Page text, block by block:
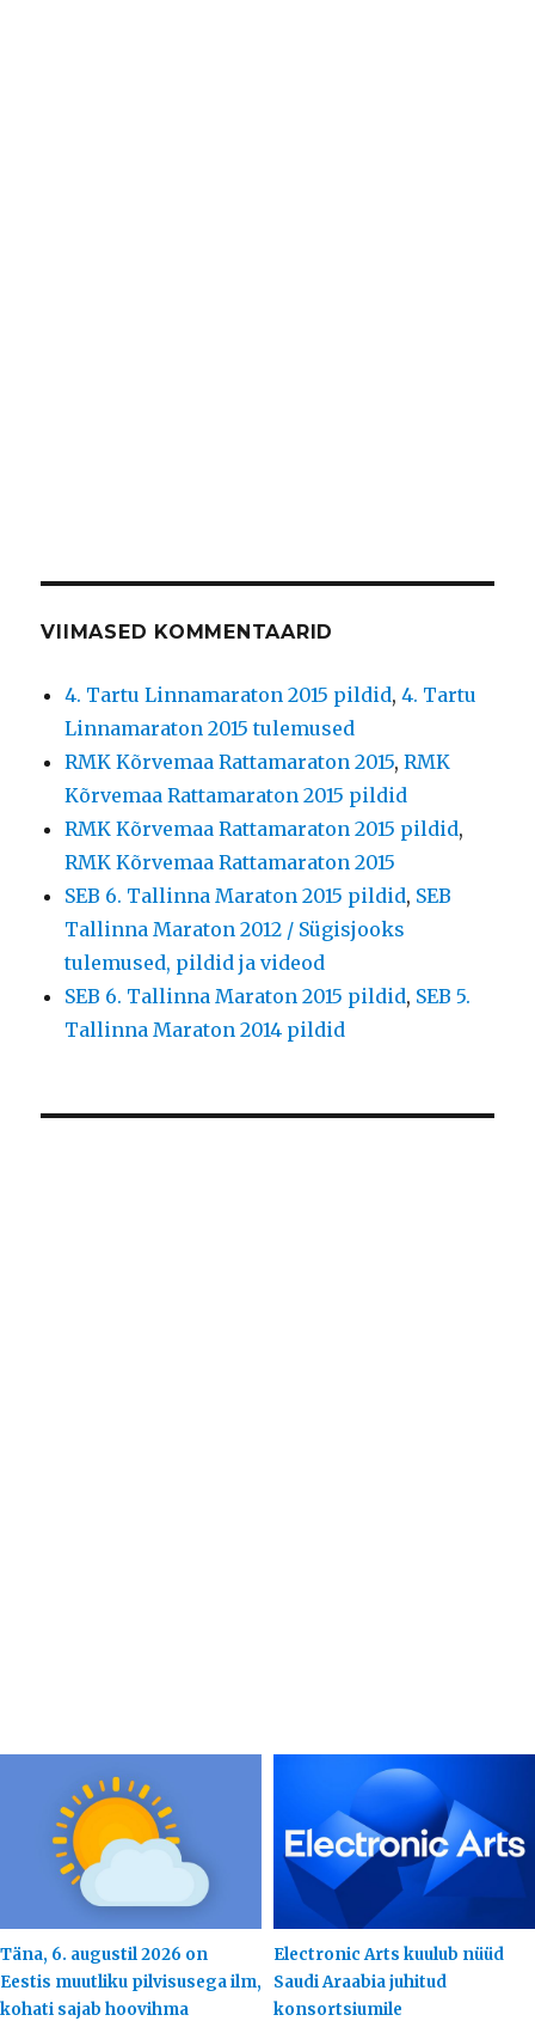
VIIMASED KOMMENTAARID
4. Tartu Linnamaraton 2015 pildid,4. Tartu
Linnamaraton 2015 tulemused
RMK Kõrvemaa Rattamaraton 2015,RMK
Kõrvemaa Rattamaraton 2015 pildid
RMK Kõrvemaa Rattamaraton 2015 pildid,
RMK Kõrvemaa Rattamaraton 2015
SEB 6. Tallinna Maraton 2015 pildid, SEB
Tallinna Maraton 2012 / Sügisjooks
tulemused, pildid ja videod
SEB 6. Tallinna Maraton 2015 pildid, SEB 5.
Tallinna Maraton 2014 pildid
Täna, 6. augustil 2026 on
Eestis muutliku pilvisusega ilm,
kohati sajab hoovihma
Electronic Arts kuulub nüüd
Saudi Araabia juhitud
konsortsiumile